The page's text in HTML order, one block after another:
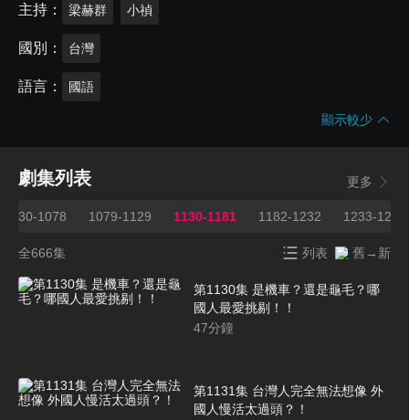
主持 梁赫群 小禎
國別 台灣
語言 國語
顯示較少
劇集列表 更多
1030-1078 1079-1129 1130-1181 1182-1232 1233-1262
全666集 列表 舊→新
第1130集 是機車？還是龜毛？哪
國人最愛挑剔！！
47分鐘
第1131集 台灣人完全無法想像 外
國人慢活太過頭？！